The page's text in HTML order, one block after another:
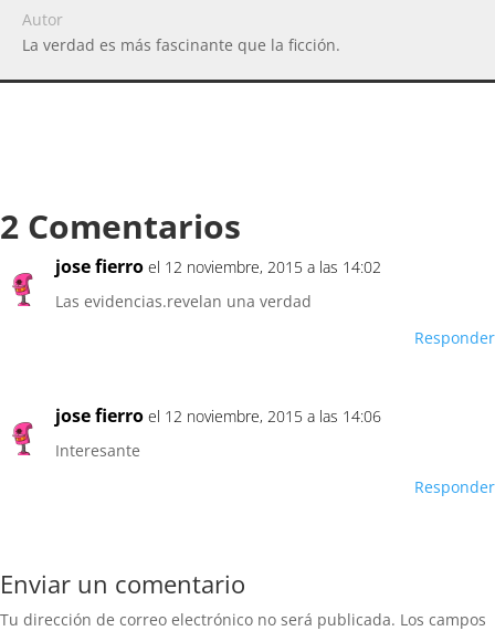
Autor
La verdad es más fascinante que la ficción.
2 Comentarios
jose fierro el 12 noviembre, 2015 a las 14:02
Las evidencias.revelan una verdad
Responder
jose fierro el 12 noviembre, 2015 a las 14:06
Interesante
Responder
Enviar un comentario
Tu dirección de correo electrónico no será publicada. Los campos